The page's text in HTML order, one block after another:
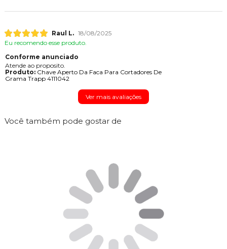
Raul L. 18/08/2025
Eu recomendo esse produto.
Conforme anunciado
Atende ao proposito.
Produto:Chave Aperto Da Faca Para Cortadores De
Grama Trapp 4111042
Ver mais avaliações
Você também pode gostar de